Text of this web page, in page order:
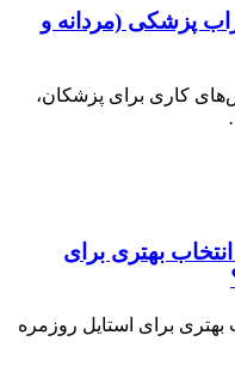
پزشکی (مردانه و
کاری برای پزشکان،
بهتری برای
بهتری برای استایل روزمره